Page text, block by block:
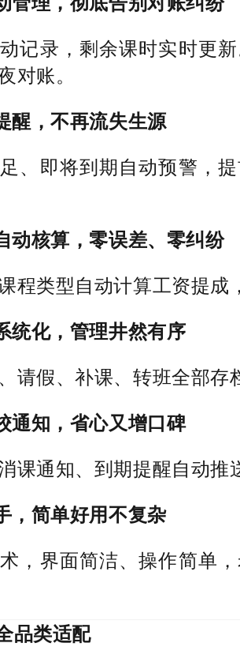
记录，剩余课时实时更
对账。
醒，不再流失生源
、即将到期自动预警，
动核算，零误差、零纠纷
程类型自动计算工资提
统化，管理井然有序
请假、补课、转班全部
通知，省心又增口碑
课通知、到期提醒自动
，简单好用不复杂
，界面简洁、操作简单
品类适配